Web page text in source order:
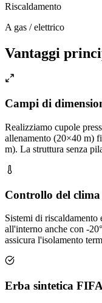
Riscaldamento
A gas / elettrico
Vantaggi
Campi di
Realizziamo cupole
allenamento (20×40 m)
m). La struttura senza
Controllo del clima
Sistemi di riscaldamento
all'interno anche con -
assicura l'isolamento
Erba sintetica